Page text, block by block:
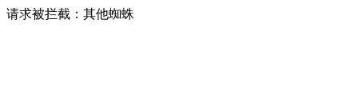
请求被拦截：其他蜘蛛